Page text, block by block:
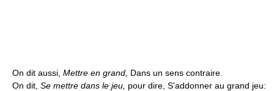
On dit aussi, Mettre en grand, Dans un sens contraire.
On dit, Se mettre dans le jeu, pour dire, S'addonner au grand jeu: